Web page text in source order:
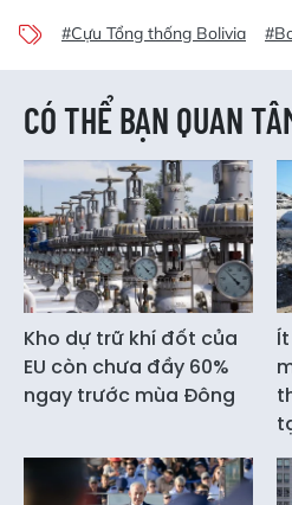
#Cựu Tổng thống Bolivia
CÓ THỂ BẠN QUAN
Kho dự trữ khí đốt của
EU còn chưa đầy 60%
ngay trước mùa Đông